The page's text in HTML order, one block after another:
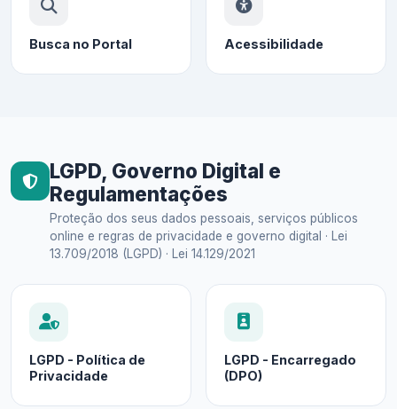
Busca no Portal Acessibilidade
LGPD, Governo Digital e
Regulamentações
Proteção dos seus dados pessoais, serviços públicos
online e regras de privacidade e governo digital · Lei
13.709/2018 (LGPD) · Lei 14.129/2021
LGPD - Política de
Privacidade
LGPD - Encarregado
(DPO)